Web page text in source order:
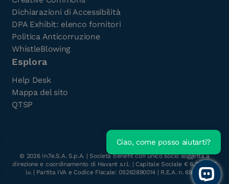
l'e-Book gratuito
Dichiarazioni di Accessibilità
DPA Exhibit: elenco fornitori
Politica Anticorruzione
WhistleBlowing
Esplora
Help Desk
Mappa del sito
QTSP
© 2026In.Te.S.A. S.p.A. | Società benefit con unico socio soggetta a
direzione e coordinamento di Havant s.r.l. | Capitale Sociale € 6.300.000
i.v. | Partita IVA e Codice Fiscale: 05262890014 | R.E.A. n. 696117
Open
Ciao, come posso aiutarti?